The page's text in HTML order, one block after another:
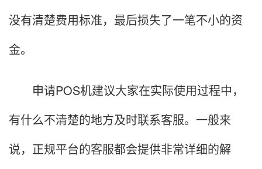
没有清楚费用标准，最后损失了一笔不小的资
金。
申请POS机建议大家在实际使用过程中，
有什么不清楚的地方及时联系客服。一般来
说，正规平台的客服都会提供非常详细的解